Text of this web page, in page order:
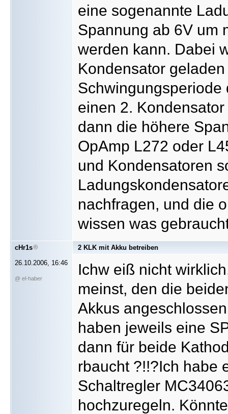
eine sogenannte
Spannung ab 6V um
werden kann. Dabei
Kondensator
einen 2.
dann die höhere
OpAmp L272 oder
und Kondensatoren
nachfragen, und die
wissen was
cHr1s
26.10.2006, 16:46
@ el-haber
2 KLK mit Akku betreiben
Ichw eiß nicht
meinst, den die
Akkus
haben jeweils eine
dann für beide
rbaucht ?!!?Ich habe
Schaltregler
hochzuregeln.